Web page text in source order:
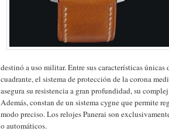
destinó a uso militar. Entre sus características únicas
cuadrante, el sistema de protección de la corona
asegura su resistencia a gran profundidad, su
Además, constan de un sistema cygne que permite
modo preciso. Los relojes Panerai son
o automáticos.